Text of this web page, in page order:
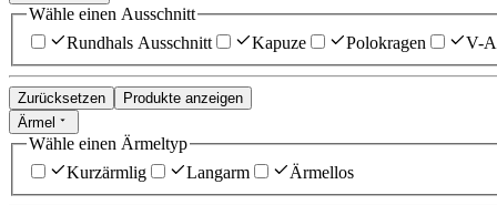
Wähle einen Ausschnitt
Rundhals Ausschnitt
Kapuze Polokragen V-
Zurücksetzen
Produkte anzeigen
Ärmel
Wähle einen Ärmeltyp
Kurzärmlig
Langarm Ärmellos